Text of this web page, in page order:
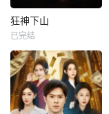
狂神下山
已完结